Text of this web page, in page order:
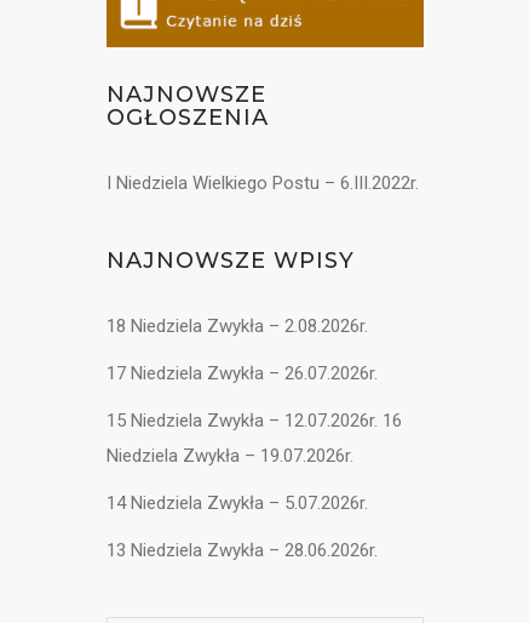
NAJNOWSZE
OGŁOSZENIA
I Niedziela Wielkiego Postu – 6.III.2022r.
NAJNOWSZE WPISY
18 Niedziela Zwykła – 2.08.2026r.
17 Niedziela Zwykła – 26.07.2026r.
15 Niedziela Zwykła – 12.07.2026r. 16
Niedziela Zwykła – 19.07.2026r.
14 Niedziela Zwykła – 5.07.2026r.
13 Niedziela Zwykła – 28.06.2026r.